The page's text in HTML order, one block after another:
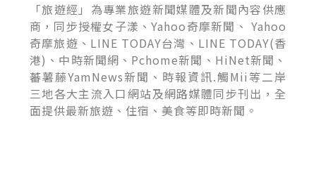
「旅遊經」為專業旅遊新聞媒體及新聞內容供應
商，同步授權女子漾、Yahoo奇摩新聞、 Yahoo
奇摩旅遊、LINE TODAY台灣、LINE TODAY(香
港)、中時新聞網、Pchome新聞、HiNet新聞、
蕃薯藤YamNews新聞、時報資訊.觸Mii等二岸
三地各大主流入口網站及網路媒體同步刊出，全
面提供最新旅遊、住宿、美食等即時新聞。